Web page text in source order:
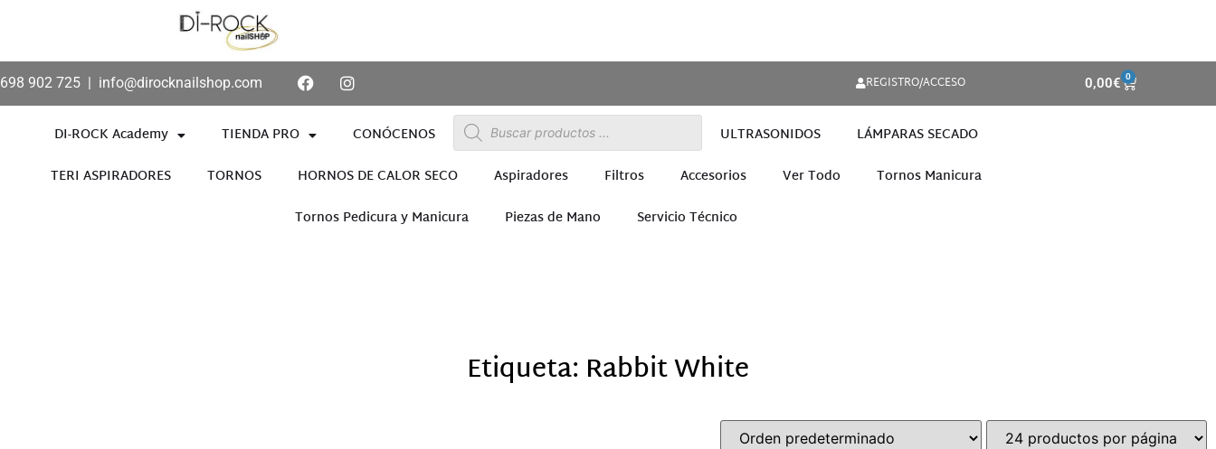
698 902 725 | info@dirocknailshop.com REGISTRO/ACCESO 0,00€ 0
DI-ROCK Academy TIENDA PRO CONÓCENOS ULTRASONIDOS
LÁMPARAS SECADO
TERI ASPIRADORES
TORNOS HORNOS DE CALOR SECO Aspiradores Filtros Accesorios Ver Todo
Tornos Manicura
Tornos Pedicura y Manicura
Piezas de Mano Servicio Técnico
Etiqueta: Rabbit White